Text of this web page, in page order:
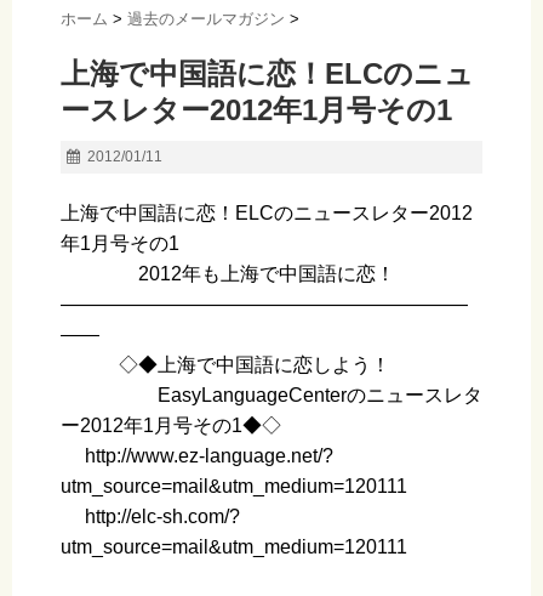
ホーム > 過去のメールマガジン >
上海で中国語に恋！ELCのニュ
ースレター2012年1月号その1
2012/01/11
上海で中国語に恋！ELCのニュースレター2012
年1月号その1
2012年も上海で中国語に恋！
—————————————————————
——
◇◆上海で中国語に恋しよう！
EasyLanguageCenterのニュースレタ
ー2012年1月号その1◆◇
http://www.ez-language.net/?
utm_source=mail&utm_medium=120111
http://elc-sh.com/?
utm_source=mail&utm_medium=120111